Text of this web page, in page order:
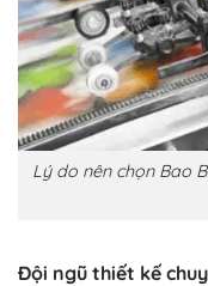
Lý do nên chọn Bao
Đội ngũ thiết kế